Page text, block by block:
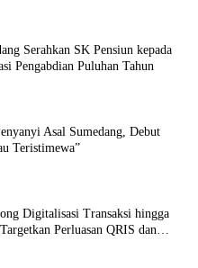
Serahkan SK Pensiun kepada
Pengabdian Puluhan Tahun
Asal Sumedang, Debut
Teristimewa”
Digitalisasi Transaksi hingga
Perluasan QRIS dan